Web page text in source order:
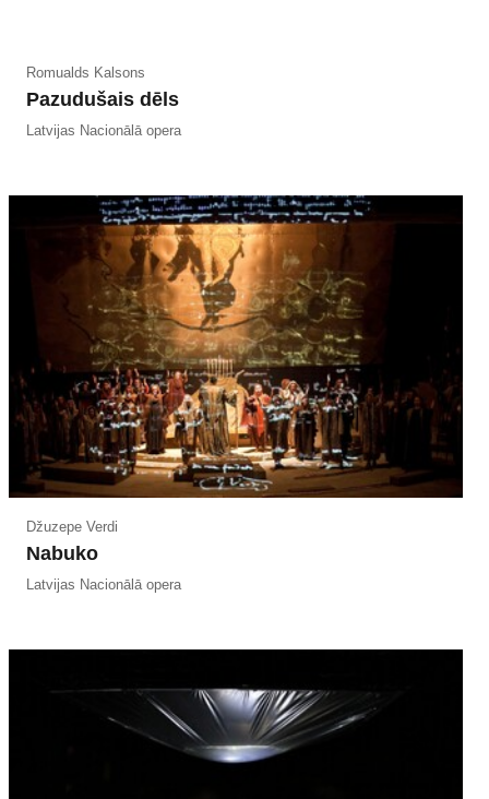
Romualds Kalsons
Pazudušais dēls
Latvijas Nacionālā opera
Džuzepe Verdi
Nabuko
Latvijas Nacionālā opera